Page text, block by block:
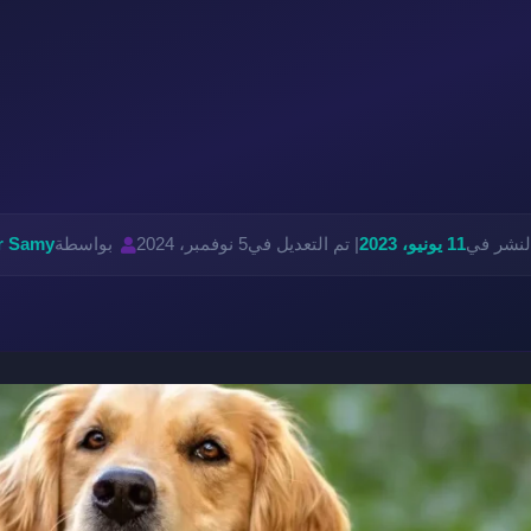
في11 يونيو، 2023 | تم التعديل في5 نوفمبر، 2024 بواسطةSamy